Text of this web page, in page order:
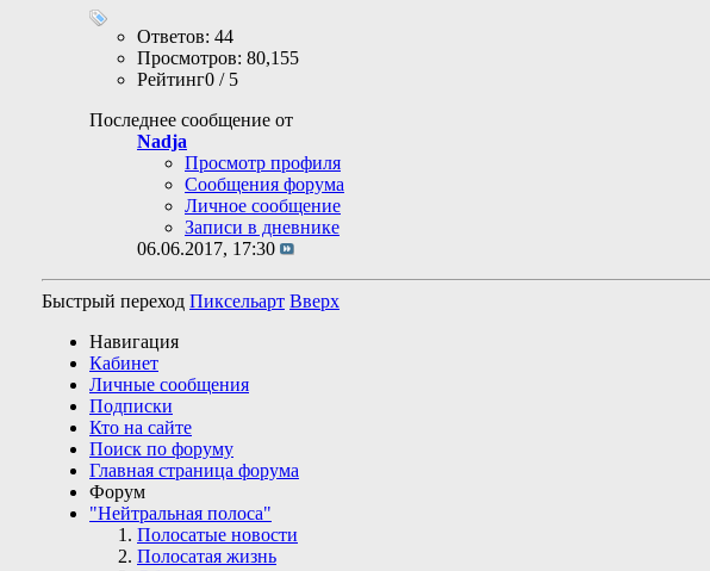
Ответов: 44
Просмотров: 80,155
Рейтинг0 / 5
Последнее сообщение от
Nadja
Просмотр профиля
Сообщения форума
Личное сообщение
Записи в дневнике
06.06.2017, 17:30
Быстрый переход Пиксельарт Вверх
Навигация
Кабинет
Личные сообщения
Подписки
Кто на сайте
Поиск по форуму
Главная страница форума
Форум
"Нейтральная полоса"
Полосатые новости
Полосатая жизнь